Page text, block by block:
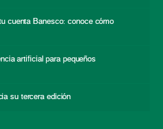
cuenta Banesco: conoce cómo
artificial para pequeños
su tercera edición